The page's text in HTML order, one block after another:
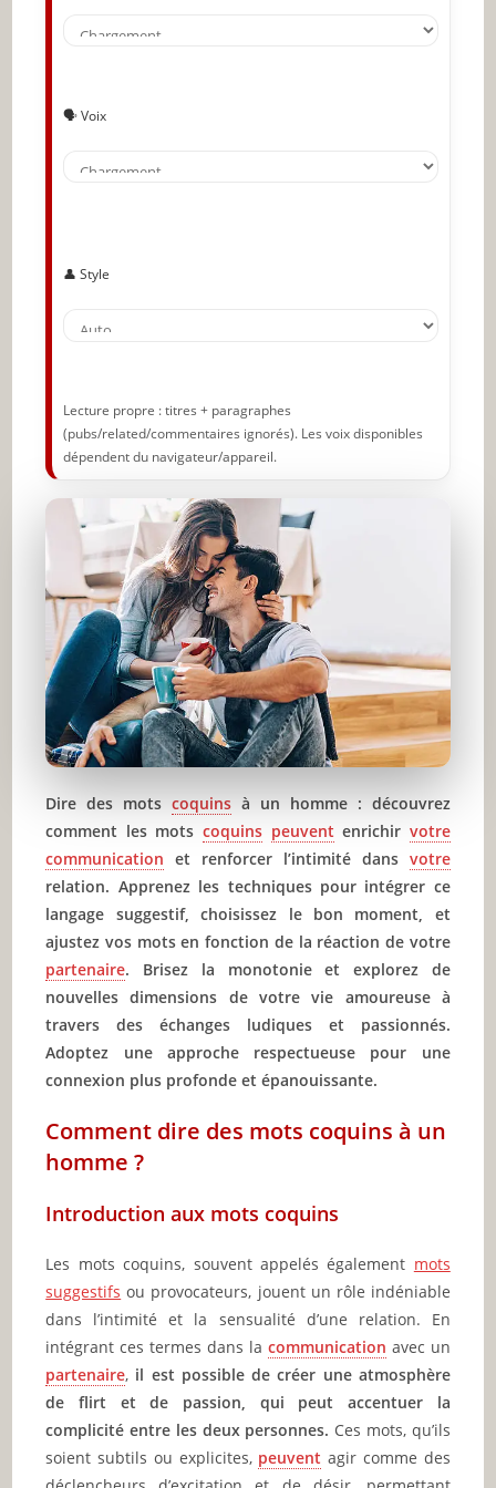
🗣️ Voix
👤 Style
Lecture propre : titres + paragraphes
(pubs/related/commentaires ignorés). Les voix disponibles
dépendent du navigateur/appareil.
Dire des motscoquins à un homme : découvrez
comment les mots coquins peuvent enrichir votre
communication et renforcer l’intimité dans votre
relation. Apprenez les techniques pour intégrer ce
langage suggestif, choisissez le bon moment, et
ajustez vos mots en fonction de la réaction de votre
partenaire. Brisez la monotonie et explorez de
nouvelles dimensions de votre vie amoureuse à
travers des échanges ludiques et passionnés.
Adoptez une approche respectueuse pour une
connexion plus profonde et épanouissante.
Comment dire des mots coquins à un
homme ?
Introduction aux mots coquins
Les mots coquins, souvent appelés également mots
suggestifs ou provocateurs, jouent un rôle indéniable
dans l’intimité et la sensualité d’une relation. En
intégrant ces termes dans la communication avec un
partenaire, il est possible de créer une atmosphère
de flirt et de passion, qui peut accentuer la
complicité entre les deux personnes. Ces mots, qu’ils
soient subtils ou explicites, peuvent agir comme des